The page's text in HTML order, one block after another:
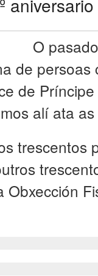
O
de
de
alí ata
trescentos